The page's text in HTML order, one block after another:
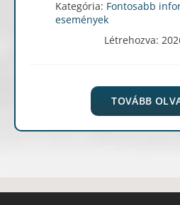
Kategória: Fontosabb
események
Létrehozva:
TOVÁBB